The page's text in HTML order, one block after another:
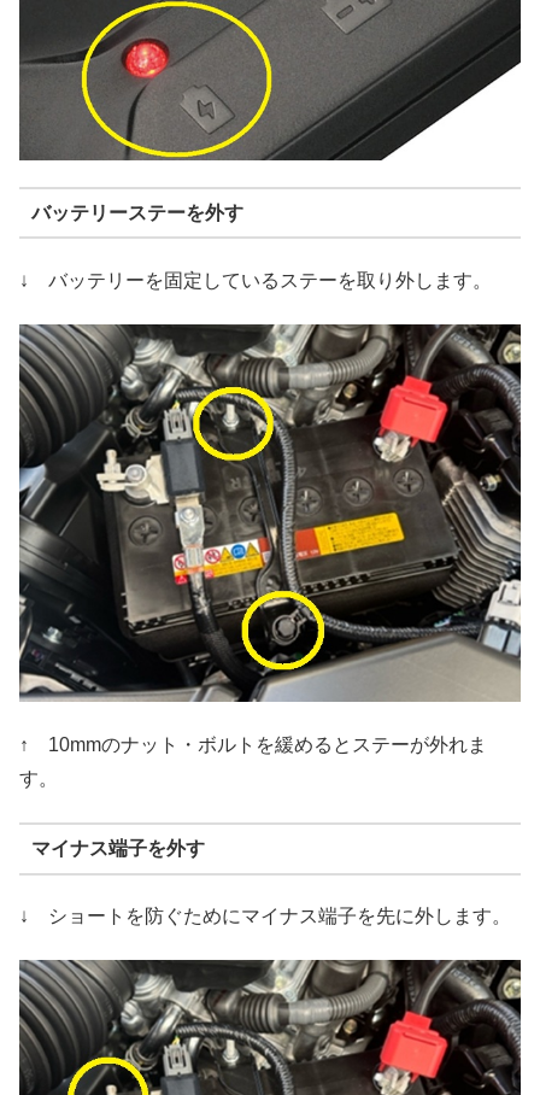
バッテリーステーを外す
↓ バッテリーを固定しているステーを取り外します。
↑ 10mmのナット・ボルトを緩めるとステーが外れま
す。
マイナス端子を外す
↓ ショートを防ぐためにマイナス端子を先に外します。